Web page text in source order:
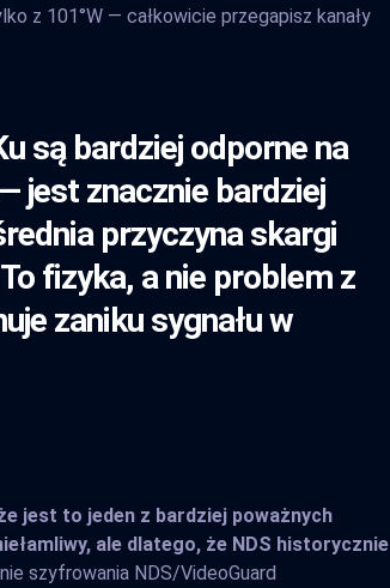
z 101°W — całkowicie przegapisz kanały
są bardziej odporne na
jest znacznie bardziej
przyczyna skargi
fizyka, a nie problem z
zaniku sygnału w
jest to jeden z bardziej poważnych
ale dlatego, że NDS historycznie
szyfrowania NDS/VideoGuard